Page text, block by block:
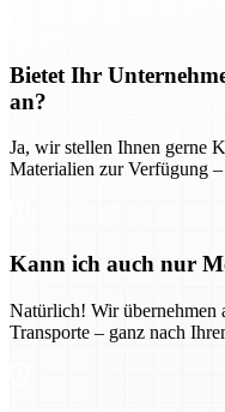
Bietet Ihr
an?
Ja, wir stellen Ihnen gerne
Materialien zur Verfügung
Kann ich auch nur
Natürlich! Wir übernehmen
Transporte – ganz nach